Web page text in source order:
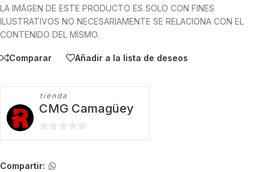
LA IMÁGEN DE ESTE PRODUCTO ES SOLO CON FINES
ILUSTRATIVOS NO NECESARIAMENTE SE RELACIONA CON EL
CONTENIDO DEL MISMO.
Comparar Añadir a la lista de deseos
tienda
CMG Camagüey
0
5
Compartir: